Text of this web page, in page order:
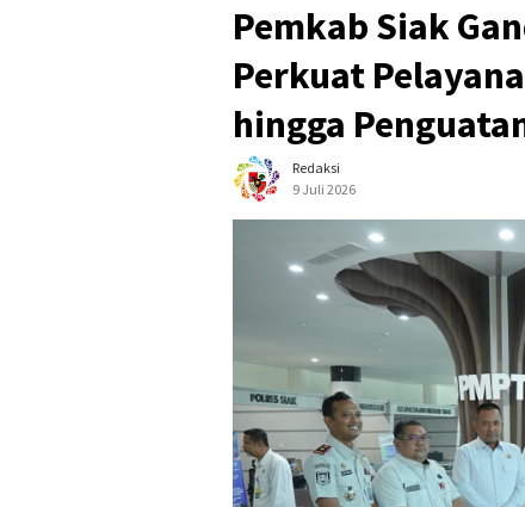
Pemkab Siak
Perkuat
hingga
Redaksi
9 Juli 2026